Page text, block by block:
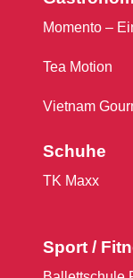
Momento –
Tea Motion
Vietnam
Schuhe
TK Maxx
Sport /